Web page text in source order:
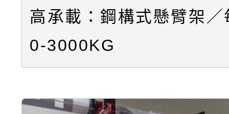
高承載：鋼構式懸臂架
0-3000KG